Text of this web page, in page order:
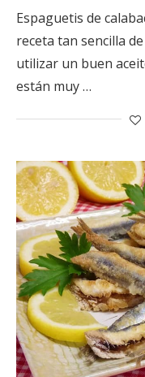
Espaguetis de
receta tan sencilla
utilizar un buen
están muy …